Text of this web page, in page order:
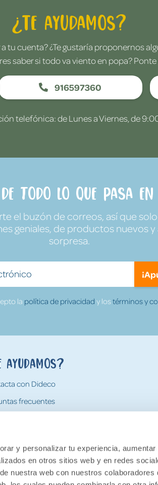
y personalizar tu experiencia, aumentar
en otros sitios web y en redes
nuestra web con nuestros colaboradores
¿Te ayudamos?
tu cuenta? ¿Te gustaría proponernos
saber si todo va viento en popa?
916597360
telefónica: de Lunes a Viernes, de
todo lo que pasa en
el buzón de correos, así que
geniales, de productos nuevos y
sorpresa.
la política de privacidad y lostérminos y
ayudamos?
con Dideco
frecuentes